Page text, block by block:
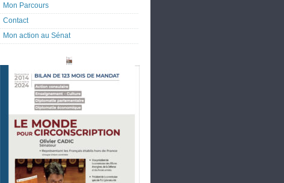
Mon Parcours
Contact
Mon action au Sénat